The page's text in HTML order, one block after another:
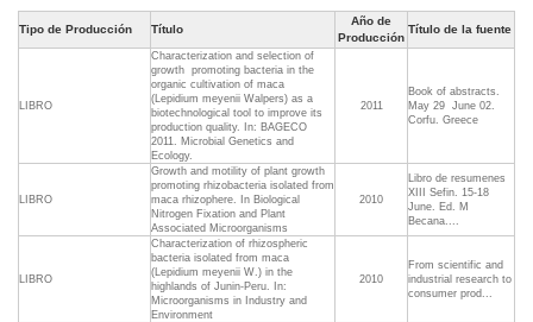
Tipo de Producción Título
Año de
Producción
Título de la fuente
LIBRO
Characterization and selection of
growth  promoting bacteria in the
organic cultivation of maca
(Lepidium meyenii Walpers) as a
biotechnological tool to improve its
production quality. In: BAGECO
2011. Microbial Genetics and
Ecology.
2011
Book of abstracts.
May 29  June 02.
Corfu. Greece
LIBRO
Growth and motility of plant growth
promoting rhizobacteria isolated from
maca rhizophere. In Biological
Nitrogen Fixation and Plant
Associated Microorganisms
2010
Libro de resumenes
XIII Sefin. 15-18
June. Ed. M
Becana....
LIBRO
Characterization of rhizospheric
bacteria isolated from maca
(Lepidium meyenii W.) in the
highlands of Junin-Peru. In:
Microorganisms in Industry and
Environment
2010
From scientific and
industrial research to
consumer prod...